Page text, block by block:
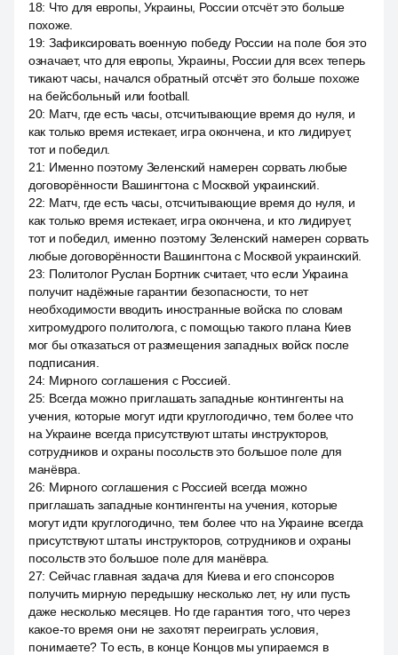
18: Что для европы, Украины, России отсчёт это больше
похоже.
19: Зафиксировать военную победу России на поле боя это
означает, что для европы, Украины, России для всех теперь
тикают часы, начался обратный отсчёт это больше похоже
на бейсбольный или football.
20: Матч, где есть часы, отсчитывающие время до нуля, и
как только время истекает, игра окончена, и кто лидирует,
тот и победил.
21: Именно поэтому Зеленский намерен сорвать любые
договорённости Вашингтона с Москвой украинский.
22: Матч, где есть часы, отсчитывающие время до нуля, и
как только время истекает, игра окончена, и кто лидирует,
тот и победил, именно поэтому Зеленский намерен сорвать
любые договорённости Вашингтона с Москвой украинский.
23: Политолог Руслан Бортник считает, что если Украина
получит надёжные гарантии безопасности, то нет
необходимости вводить иностранные войска по словам
хитромудрого политолога, с помощью такого плана Киев
мог бы отказаться от размещения западных войск после
подписания.
24: Мирного соглашения с Россией.
25: Всегда можно приглашать западные контингенты на
учения, которые могут идти круглогодично, тем более что
на Украине всегда присутствуют штаты инструкторов,
сотрудников и охраны посольств это большое поле для
манёвра.
26: Мирного соглашения с Россией всегда можно
приглашать западные контингенты на учения, которые
могут идти круглогодично, тем более что на Украине всегда
присутствуют штаты инструкторов, сотрудников и охраны
посольств это большое поле для манёвра.
27: Сейчас главная задача для Киева и его спонсоров
получить мирную передышку несколько лет, ну или пусть
даже несколько месяцев. Но где гарантия того, что через
какое-то время они не захотят переиграть условия,
понимаете? То есть, в конце Концов мы упираемся в